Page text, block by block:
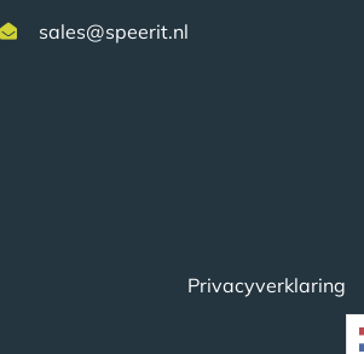
sales@speerit.nl
Privacyverklaring